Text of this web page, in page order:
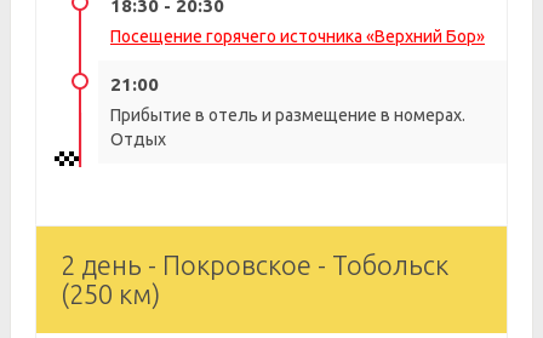
18:30 - 20:30
Посещение горячего источника «Верхний Бор»
21:00
Прибытие в отель и размещение в номерах.
Отдых
2 день - Покровское - Тобольск
(250 км)